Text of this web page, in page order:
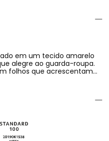
em um tecido amarelo
alegre ao guarda-roupa.
folhos que acrescentam
simples e elegante
Disponível em
anos, este blusão é uma
o dia a dia. Pode ser